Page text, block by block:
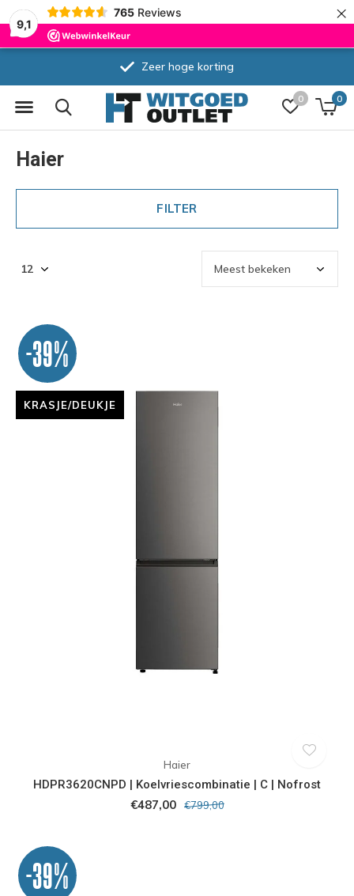
9,1
765 Reviews ×
0 0
Zeer hoge korting
Haier
FILTER
-39%
KRASJE/DEUKJE
Haier
HDPR3620CNPD | Koelvriescombinatie | C | Nofrost
€487,00 €799,00
-39%